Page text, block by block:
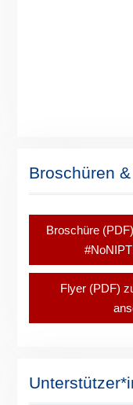
Broschüren
Broschüre
Flyer (PDF)